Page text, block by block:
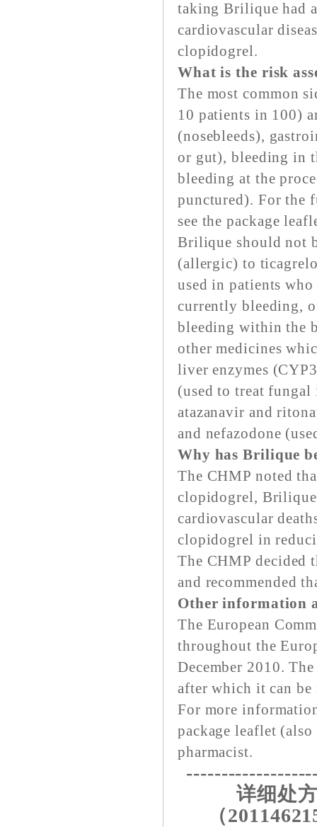
taking Brilique had
cardiovascular
clopidogrel.
What is the risk
The most common
10 patients in 100)
(nosebleeds),
or gut), bleeding in
bleeding at the
punctured). For the
see the package
Brilique should not
(allergic) to
used in patients who
currently bleeding,
bleeding within the
other medicines
liver enzymes
(used to treat
atazanavir and
and nefazodone
Why has Brilique
The CHMP noted
clopidogrel, Brilique
cardiovascular
clopidogrel in
The CHMP decided
and recommended
Other information
The European
throughout the
December 2010.
after which it can be
For more
package leaflet
pharmacist.
详细处
（